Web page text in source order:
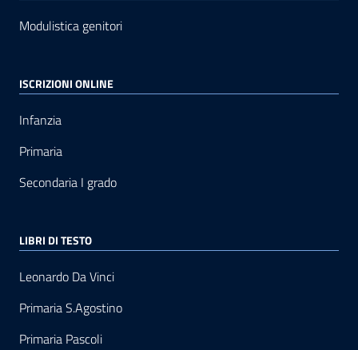
Modulistica genitori
ISCRIZIONI ONLINE
Infanzia
Primaria
Secondaria I grado
LIBRI DI TESTO
Leonardo Da Vinci
Primaria S.Agostino
Primaria Pascoli